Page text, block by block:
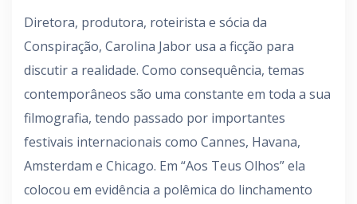
Diretora, produtora, roteirista e sócia da
Conspiração, Carolina Jabor usa a ficção para
discutir a realidade. Como consequência, temas
contemporâneos são uma constante em toda a sua
filmografia, tendo passado por importantes
festivais internacionais como Cannes, Havana,
Amsterdam e Chicago. Em “Aos Teus Olhos” ela
colocou em evidência a polêmica do linchamento